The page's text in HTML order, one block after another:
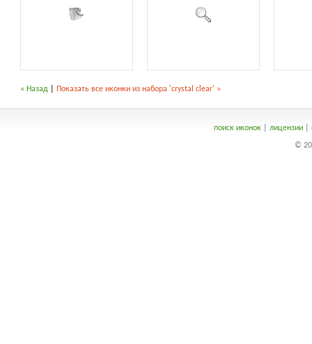
« Назад Показать все иконки из набора 'crystal clear' »
поиск иконок| лицензии|
©